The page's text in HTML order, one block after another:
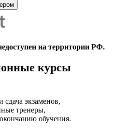
на территории РФ.
курсы
сдача экзаменов,
тренеры,
обучения.